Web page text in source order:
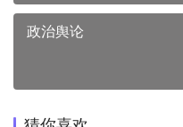
政治舆论